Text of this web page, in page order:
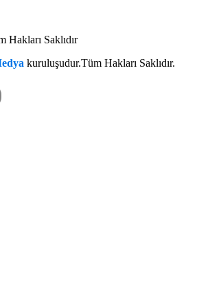
Hakları Saklıdır
kuruluşudur.Tüm Hakları Saklıdır.